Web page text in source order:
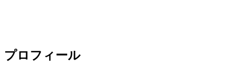
プロフィール